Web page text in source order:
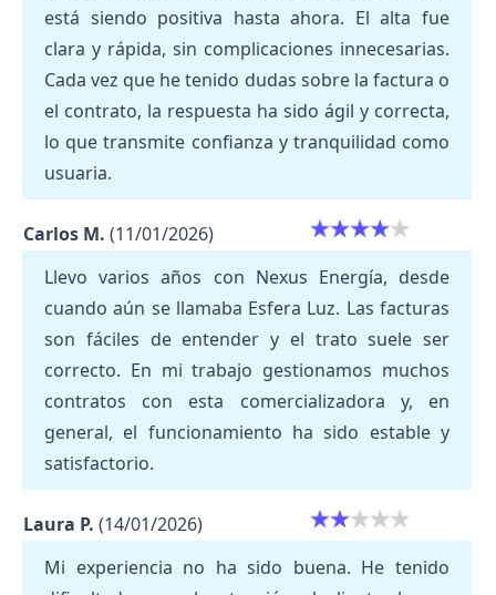
está siendo positiva hasta ahora. El alta fue
clara y rápida, sin complicaciones innecesarias.
Cada vez que he tenido dudas sobre la factura o
el contrato, la respuesta ha sido ágil y correcta,
lo que transmite confianza y tranquilidad como
usuaria.
Carlos M. (11/01/2026)
Llevo varios años con Nexus Energía, desde
cuando aún se llamaba Esfera Luz. Las facturas
son fáciles de entender y el trato suele ser
correcto. En mi trabajo gestionamos muchos
contratos con esta comercializadora y, en
general, el funcionamiento ha sido estable y
satisfactorio.
Laura P. (14/01/2026)
Mi experiencia no ha sido buena. He tenido